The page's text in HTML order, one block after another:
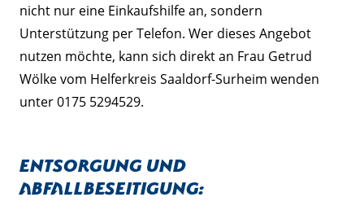
nicht nur eine Einkaufshilfe an, sondern
Unterstützung per Telefon. Wer dieses Angebot
nutzen möchte, kann sich direkt an Frau Getrud
Wölke vom Helferkreis Saaldorf-Surheim wenden
unter 0175 5294529.
Entsorgung und
Abfallbeseitigung: